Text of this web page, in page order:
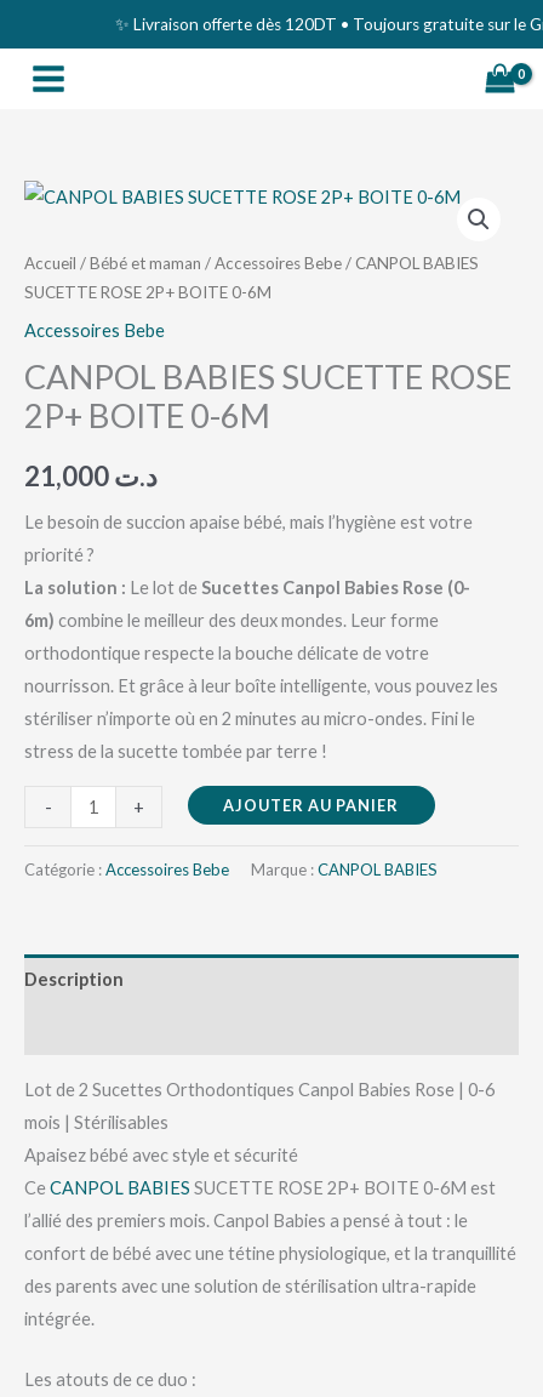
au
contenu
✨ Livraison offerte dès 120DT • Toujours gratuite sur le
Accueil /Bébé et maman /Accessoires Bebe/ CANPOL BABIES
SUCETTE ROSE 2P+ BOITE 0-6M
Accessoires Bebe
CANPOL BABIES SUCETTE ROSE
2P+ BOITE 0-6M
د.ت
Le besoin de succion apaise bébé, mais l’hygiène est votre
priorité ?
La solution : Le lot de Sucettes Canpol Babies Rose (0-
6m) combine le meilleur des deux mondes. Leur forme
orthodontique respecte la bouche délicate de votre
nourrisson. Et grâce à leur boîte intelligente, vous pouvez les
stériliser n’importe où en 2 minutes au micro-ondes. Fini le
stress de la sucette tombée par terre !
-
quantité
CANPOL
BABIES
SUCETTE
2P+
BOITE
6M
+ AJOUTER AU PANIER
Catégorie :Accessoires Bebe Marque :CANPOL BABIES
Description
Lot de 2 Sucettes Orthodontiques Canpol Babies Rose | 0-6
mois | Stérilisables
Apaisez bébé avec style et sécurité
Ce CANPOL BABIES SUCETTE ROSE 2P+ BOITE 0-6M est
l’allié des premiers mois. Canpol Babies a pensé à tout : le
confort de bébé avec une tétine physiologique, et la tranquillité
des parents avec une solution de stérilisation ultra-rapide
intégrée.
Les atouts de ce duo :